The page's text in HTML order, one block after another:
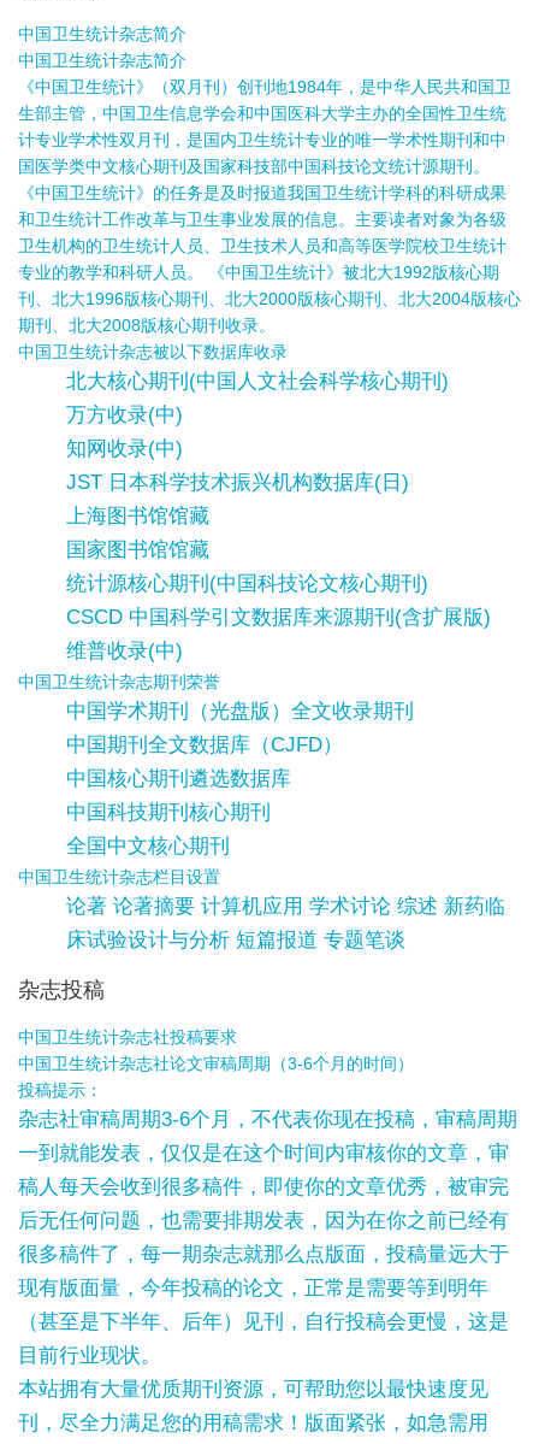
中国卫生统计杂志简介
中国卫生统计杂志简介
《中国卫生统计》（双月刊）创刊地1984年，是中华人民共和国卫
生部主管，中国卫生信息学会和中国医科大学主办的全国性卫生统
计专业学术性双月刊，是国内卫生统计专业的唯一学术性期刊和中
国医学类中文核心期刊及国家科技部中国科技论文统计源期刊。
《中国卫生统计》的任务是及时报道我国卫生统计学科的科研成果
和卫生统计工作改革与卫生事业发展的信息。主要读者对象为各级
卫生机构的卫生统计人员、卫生技术人员和高等医学院校卫生统计
专业的教学和科研人员。 《中国卫生统计》被北大1992版核心期
刊、北大1996版核心期刊、北大2000版核心期刊、北大2004版核心
期刊、北大2008版核心期刊收录。
中国卫生统计杂志被以下数据库收录
北大核心期刊(中国人文社会科学核心期刊)
万方收录(中)
知网收录(中)
JST 日本科学技术振兴机构数据库(日)
上海图书馆馆藏
国家图书馆馆藏
统计源核心期刊(中国科技论文核心期刊)
CSCD 中国科学引文数据库来源期刊(含扩展版)
维普收录(中)
中国卫生统计杂志期刊荣誉
中国学术期刊（光盘版）全文收录期刊
中国期刊全文数据库（CJFD）
中国核心期刊遴选数据库
中国科技期刊核心期刊
全国中文核心期刊
中国卫生统计杂志栏目设置
论著 论著摘要 计算机应用 学术讨论 综述 新药临
床试验设计与分析 短篇报道 专题笔谈
杂志投稿
中国卫生统计杂志社投稿要求
中国卫生统计杂志社论文审稿周期（3-6个月的时间）
投稿提示：
杂志社审稿周期3-6个月，不代表你现在投稿，审稿周期
一到就能发表，仅仅是在这个时间内审核你的文章，审
稿人每天会收到很多稿件，即使你的文章优秀，被审完
后无任何问题，也需要排期发表，因为在你之前已经有
很多稿件了，每一期杂志就那么点版面，投稿量远大于
现有版面量，今年投稿的论文，正常是需要等到明年
（甚至是下半年、后年）见刊，自行投稿会更慢，这是
目前行业现状。
本站拥有大量优质期刊资源，可帮助您以最快速度见
刊，尽全力满足您的用稿需求！版面紧张，如急需用